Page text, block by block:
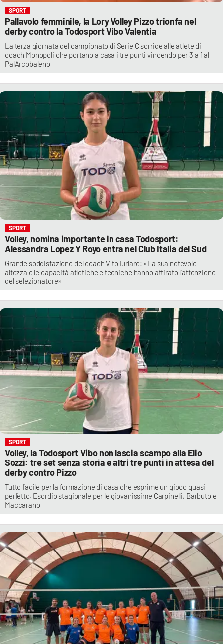
SPORT
Pallavolo femminile, la Lory Volley Pizzo trionfa nel
derby contro la Todosport Vibo Valentia
La terza giornata del campionato di Serie C sorride alle atlete di
coach Monopoli che portano a casa i tre punti vincendo per 3 a 1 al
PalArcobaleno
SPORT
Volley, nomina importante in casa Todosport:
Alessandra Lopez Y Royo entra nel Club Italia del Sud
Grande soddisfazione del coach Vito Iurlaro: «La sua notevole
altezza e le capacità atletiche e tecniche hanno attirato l'attenzione
del selezionatore»
SPORT
Volley, la Todosport Vibo non lascia scampo alla Elio
Sozzi: tre set senza storia e altri tre punti in attesa del
derby contro Pizzo
Tutto facile per la formazione di casa che esprime un gioco quasi
perfetto. Esordio stagionale per le giovanissime Carpinelli, Barbuto e
Maccarano